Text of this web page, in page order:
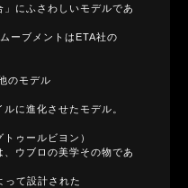
にふさわしいモデルであ
ーブメントはETA社の
のモデル
に進化させたモデル。
ゥールビヨン）
ウブロの美学その物であ
って設計された